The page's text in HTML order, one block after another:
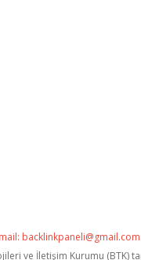
backlinkpaneli@gmail.com
ve İletişim Kurumu